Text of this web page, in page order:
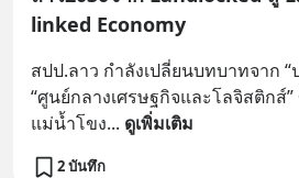
linked Economy
สปป.ลาว กำลังเปลี่ยนบทบาทจาก “
“ศูนย์กลางเศรษฐกิจและโลจิสติกส์
แม่น้ำโขง... ดูเพิ่มเติม
2 บันทึก